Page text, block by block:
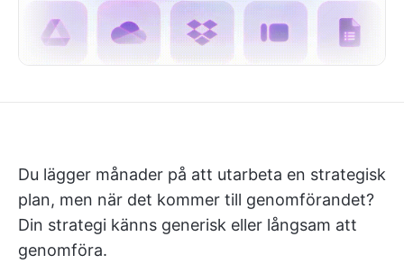
Du lägger månader på att utarbeta en strategisk
plan, men när det kommer till genomförandet?
Din strategi känns generisk eller långsam att
genomföra.